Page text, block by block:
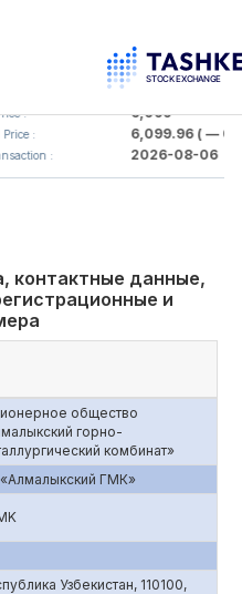
AJ)
6,099
6,099.96( — 0.0 )
: 2026-08-06
контактные данные,
и
общество
горно-
комбинат»
ГМК»
Узбекистан, 110100,